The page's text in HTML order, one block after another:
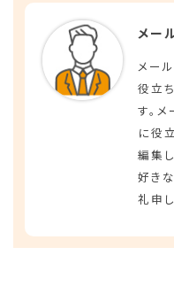
メー
メー
役立
す。
に役
編集
好き
礼申